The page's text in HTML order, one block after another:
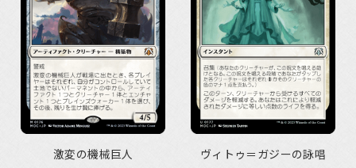
激変の機械巨人 ヴィトゥ＝ガジーの詠唱